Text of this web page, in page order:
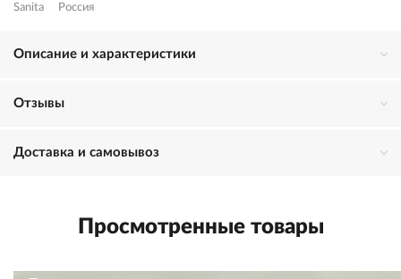
Sanita Россия
Описание и характеристики
Отзывы
Доставка и самовывоз
Просмотренные товары